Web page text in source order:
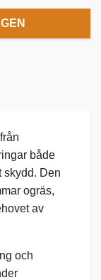
både
skydd. Den
ogräs,
av
och